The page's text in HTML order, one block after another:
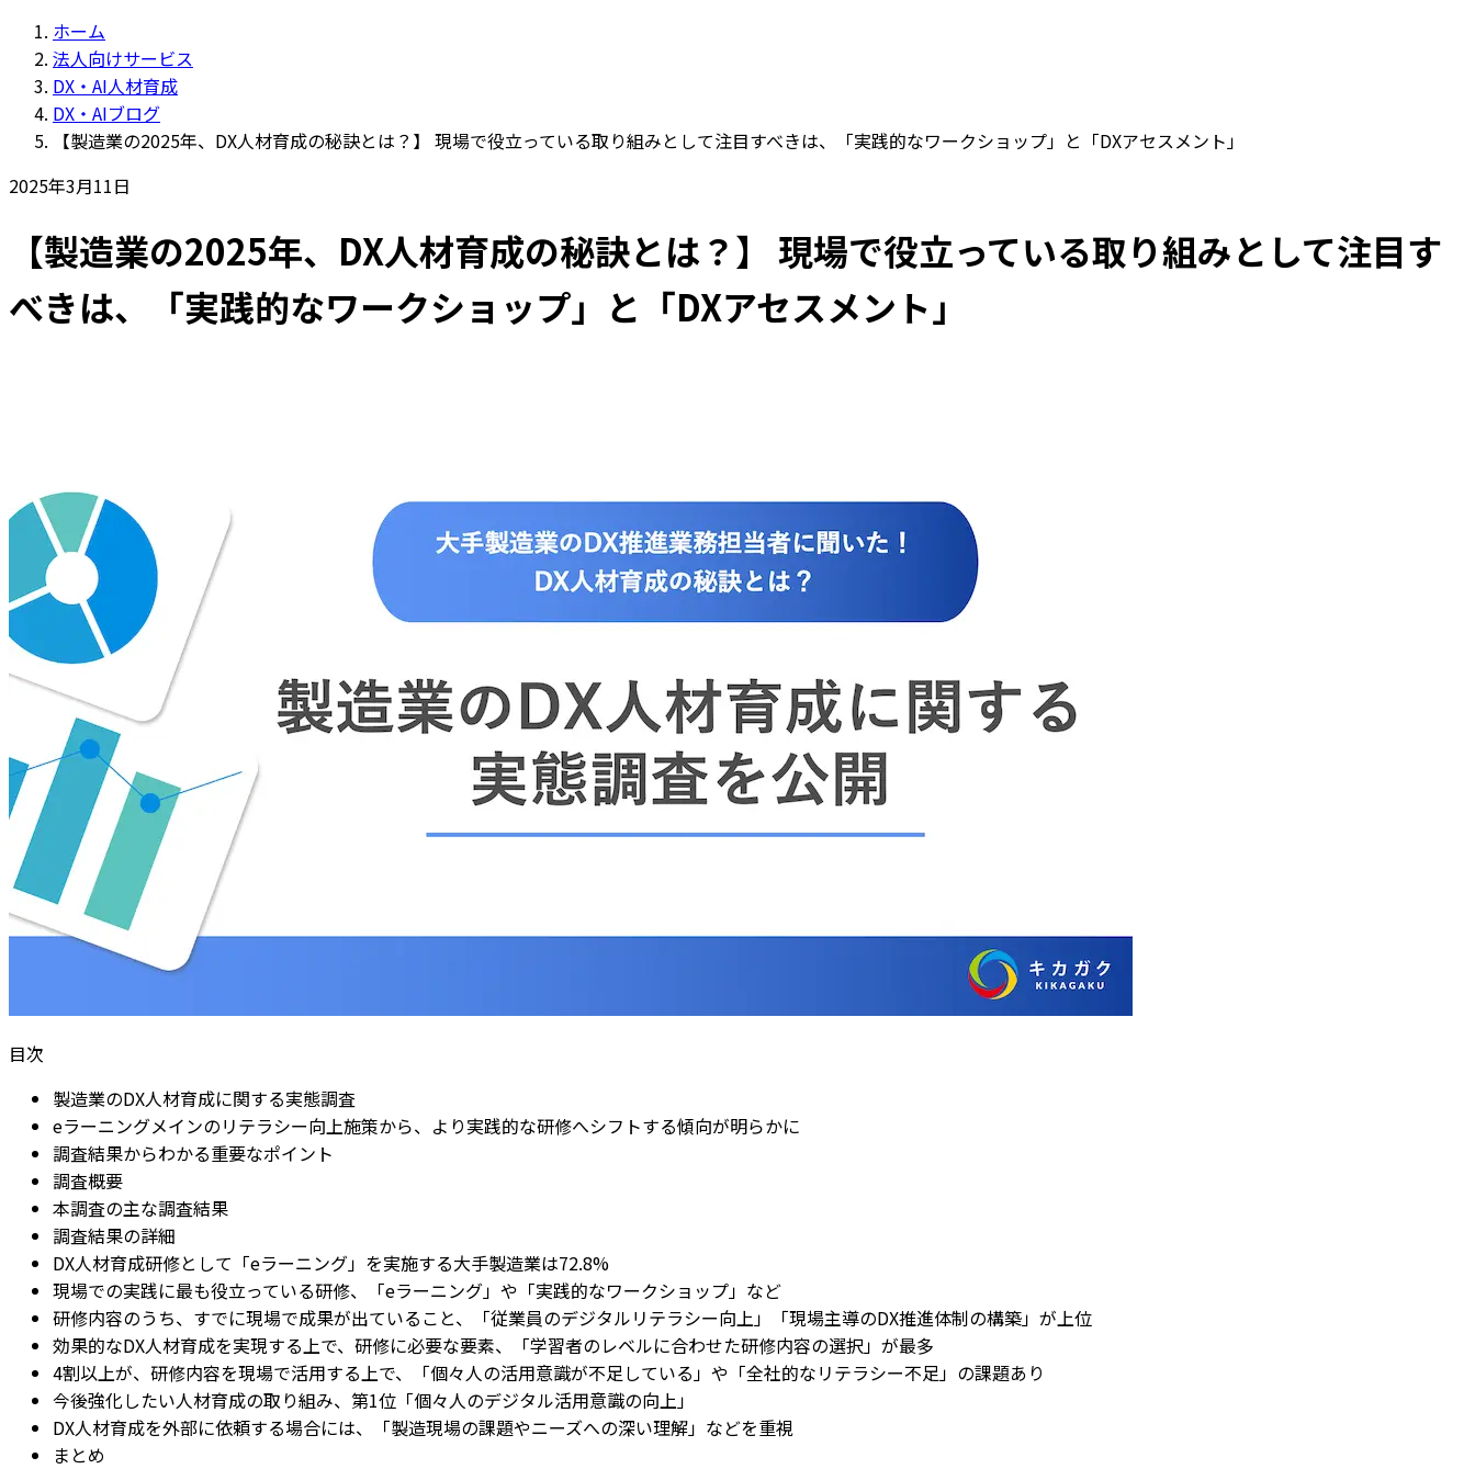
ホーム
法人向けサービス
DX・AI人材育成
DX・AIブログ
【製造業の2025年、DX人材育成の秘訣とは？】 現場で役立っている取り組みとして注目すべきは、「実践的なワークショップ」と「DXアセスメント」
2025年3月11日
【製造業の2025年、DX人材育成の秘訣とは？】 現場で役立っている取り組みとして注目す
べきは、「実践的なワークショップ」と「DXアセスメント」
目次
製造業のDX人材育成に関する実態調査
eラーニングメインのリテラシー向上施策から、より実践的な研修へシフトする傾向が明らかに
調査結果からわかる重要なポイント
調査概要
本調査の主な調査結果
調査結果の詳細
DX人材育成研修として「eラーニング」を実施する大手製造業は72.8%
現場での実践に最も役立っている研修、「eラーニング」や「実践的なワークショップ」など
研修内容のうち、すでに現場で成果が出ていること、「従業員のデジタルリテラシー向上」「現場主導のDX推進体制の構築」が上位
効果的なDX人材育成を実現する上で、研修に必要な要素、「学習者のレベルに合わせた研修内容の選択」が最多
4割以上が、研修内容を現場で活用する上で、「個々人の活用意識が不足している」や「全社的なリテラシー不足」の課題あり
今後強化したい人材育成の取り組み、第1位「個々人のデジタル活用意識の向上」
DX人材育成を外部に依頼する場合には、「製造現場の課題やニーズへの深い理解」などを重視
まとめ